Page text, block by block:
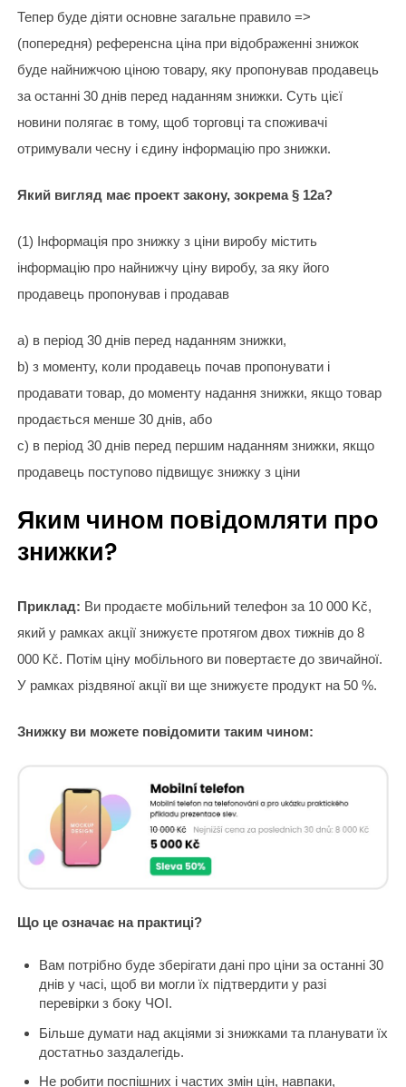
Тепер буде діяти основне загальне правило =>
(попередня) референсна ціна при відображенні знижок
буде найнижчою ціною товару, яку пропонував продавець
за останні 30 днів перед наданням знижки. Суть цієї
новини полягає в тому, щоб торговці та споживачі
отримували чесну і єдину інформацію про знижки.
Який вигляд має проект закону, зокрема § 12a?
(1) Інформація про знижку з ціни виробу містить
інформацію про найнижчу ціну виробу, за яку його
продавець пропонував і продавав
a) в період 30 днів перед наданням знижки,
b) з моменту, коли продавець почав пропонувати і
продавати товар, до моменту надання знижки, якщо товар
продається менше 30 днів, або
c) в період 30 днів перед першим наданням знижки, якщо
продавець поступово підвищує знижку з ціни
Яким чином повідомляти про
знижки?
Приклад: Ви продаєте мобільний телефон за 10 000 Kč,
який у рамках акції знижуєте протягом двох тижнів до 8
000 Kč. Потім ціну мобільного ви повертаєте до звичайної.
У рамках різдвяної акції ви ще знижуєте продукт на 50 %.
Знижку ви можете повідомити таким чином:
Що це означає на практиці?
Вам потрібно буде зберігати дані про ціни за останні 30
днів у часі, щоб ви могли їх підтвердити у разі
перевірки з боку ЧОІ.
Більше думати над акціями зі знижками та планувати їх
достатньо заздалегідь.
Не робити поспішних і частих змін цін, навпаки,